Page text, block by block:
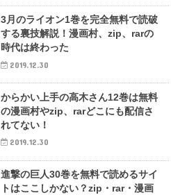
3月のライオン1巻を完全無料で読破
する裏技解説！漫画村、zip、rarの
時代は終わった
2019.12.30
からかい上手の高木さん12巻は無料
の漫画村やzip、rarどこにも配信さ
れてない！
2019.12.30
進撃の巨人30巻を無料で読めるサイ
トはここしかない？zip・rar・漫画